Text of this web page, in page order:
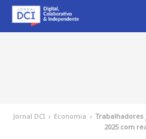
Jornal DCI › Economia ›
2025 com